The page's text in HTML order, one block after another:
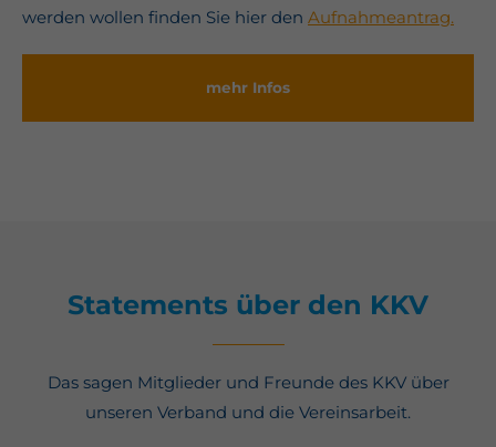
werden wollen finden Sie hier den Aufnahmeantrag.
mehr Infos
Statements über den KKV
Das sagen Mitglieder und Freunde des KKV über
unseren Verband und die Vereinsarbeit.